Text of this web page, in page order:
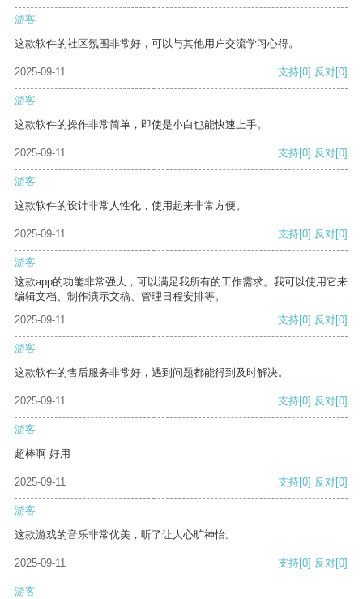
游客
这款软件的社区氛围非常好，可以与其他用户交流学习心得。
2025-09-11 支持[0] 反对[0]
游客
这款软件的操作非常简单，即使是小白也能快速上手。
2025-09-11 支持[0] 反对[0]
游客
这款软件的设计非常人性化，使用起来非常方便。
2025-09-11 支持[0] 反对[0]
游客
这款app的功能非常强大，可以满足我所有的工作需求。我可以使用它来
编辑文档、制作演示文稿、管理日程安排等。
2025-09-11
支持[0] 反对[0]
游客
这款软件的售后服务非常好，遇到问题都能得到及时解决。
2025-09-11 支持[0] 反对[0]
游客
超棒啊 好用
2025-09-11 支持[0] 反对[0]
游客
这款游戏的音乐非常优美，听了让人心旷神怡。
2025-09-11 支持[0] 反对[0]
游客